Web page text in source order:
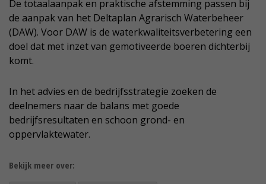
De totaalaanpak en praktische afstemming passen bij
de aanpak van het Deltaplan Agrarisch Waterbeheer
(DAW). Voor DAW is de waterkwaliteitsverbetering een
doel dat met inzet van gemotiveerde boeren dichterbij
komt.
In het advies en de bedrijfsstrategie zoeken de
deelnemers naar de balans met goede
bedrijfsresultaten en schoon grond- en
oppervlaktewater.
Bekijk meer over: